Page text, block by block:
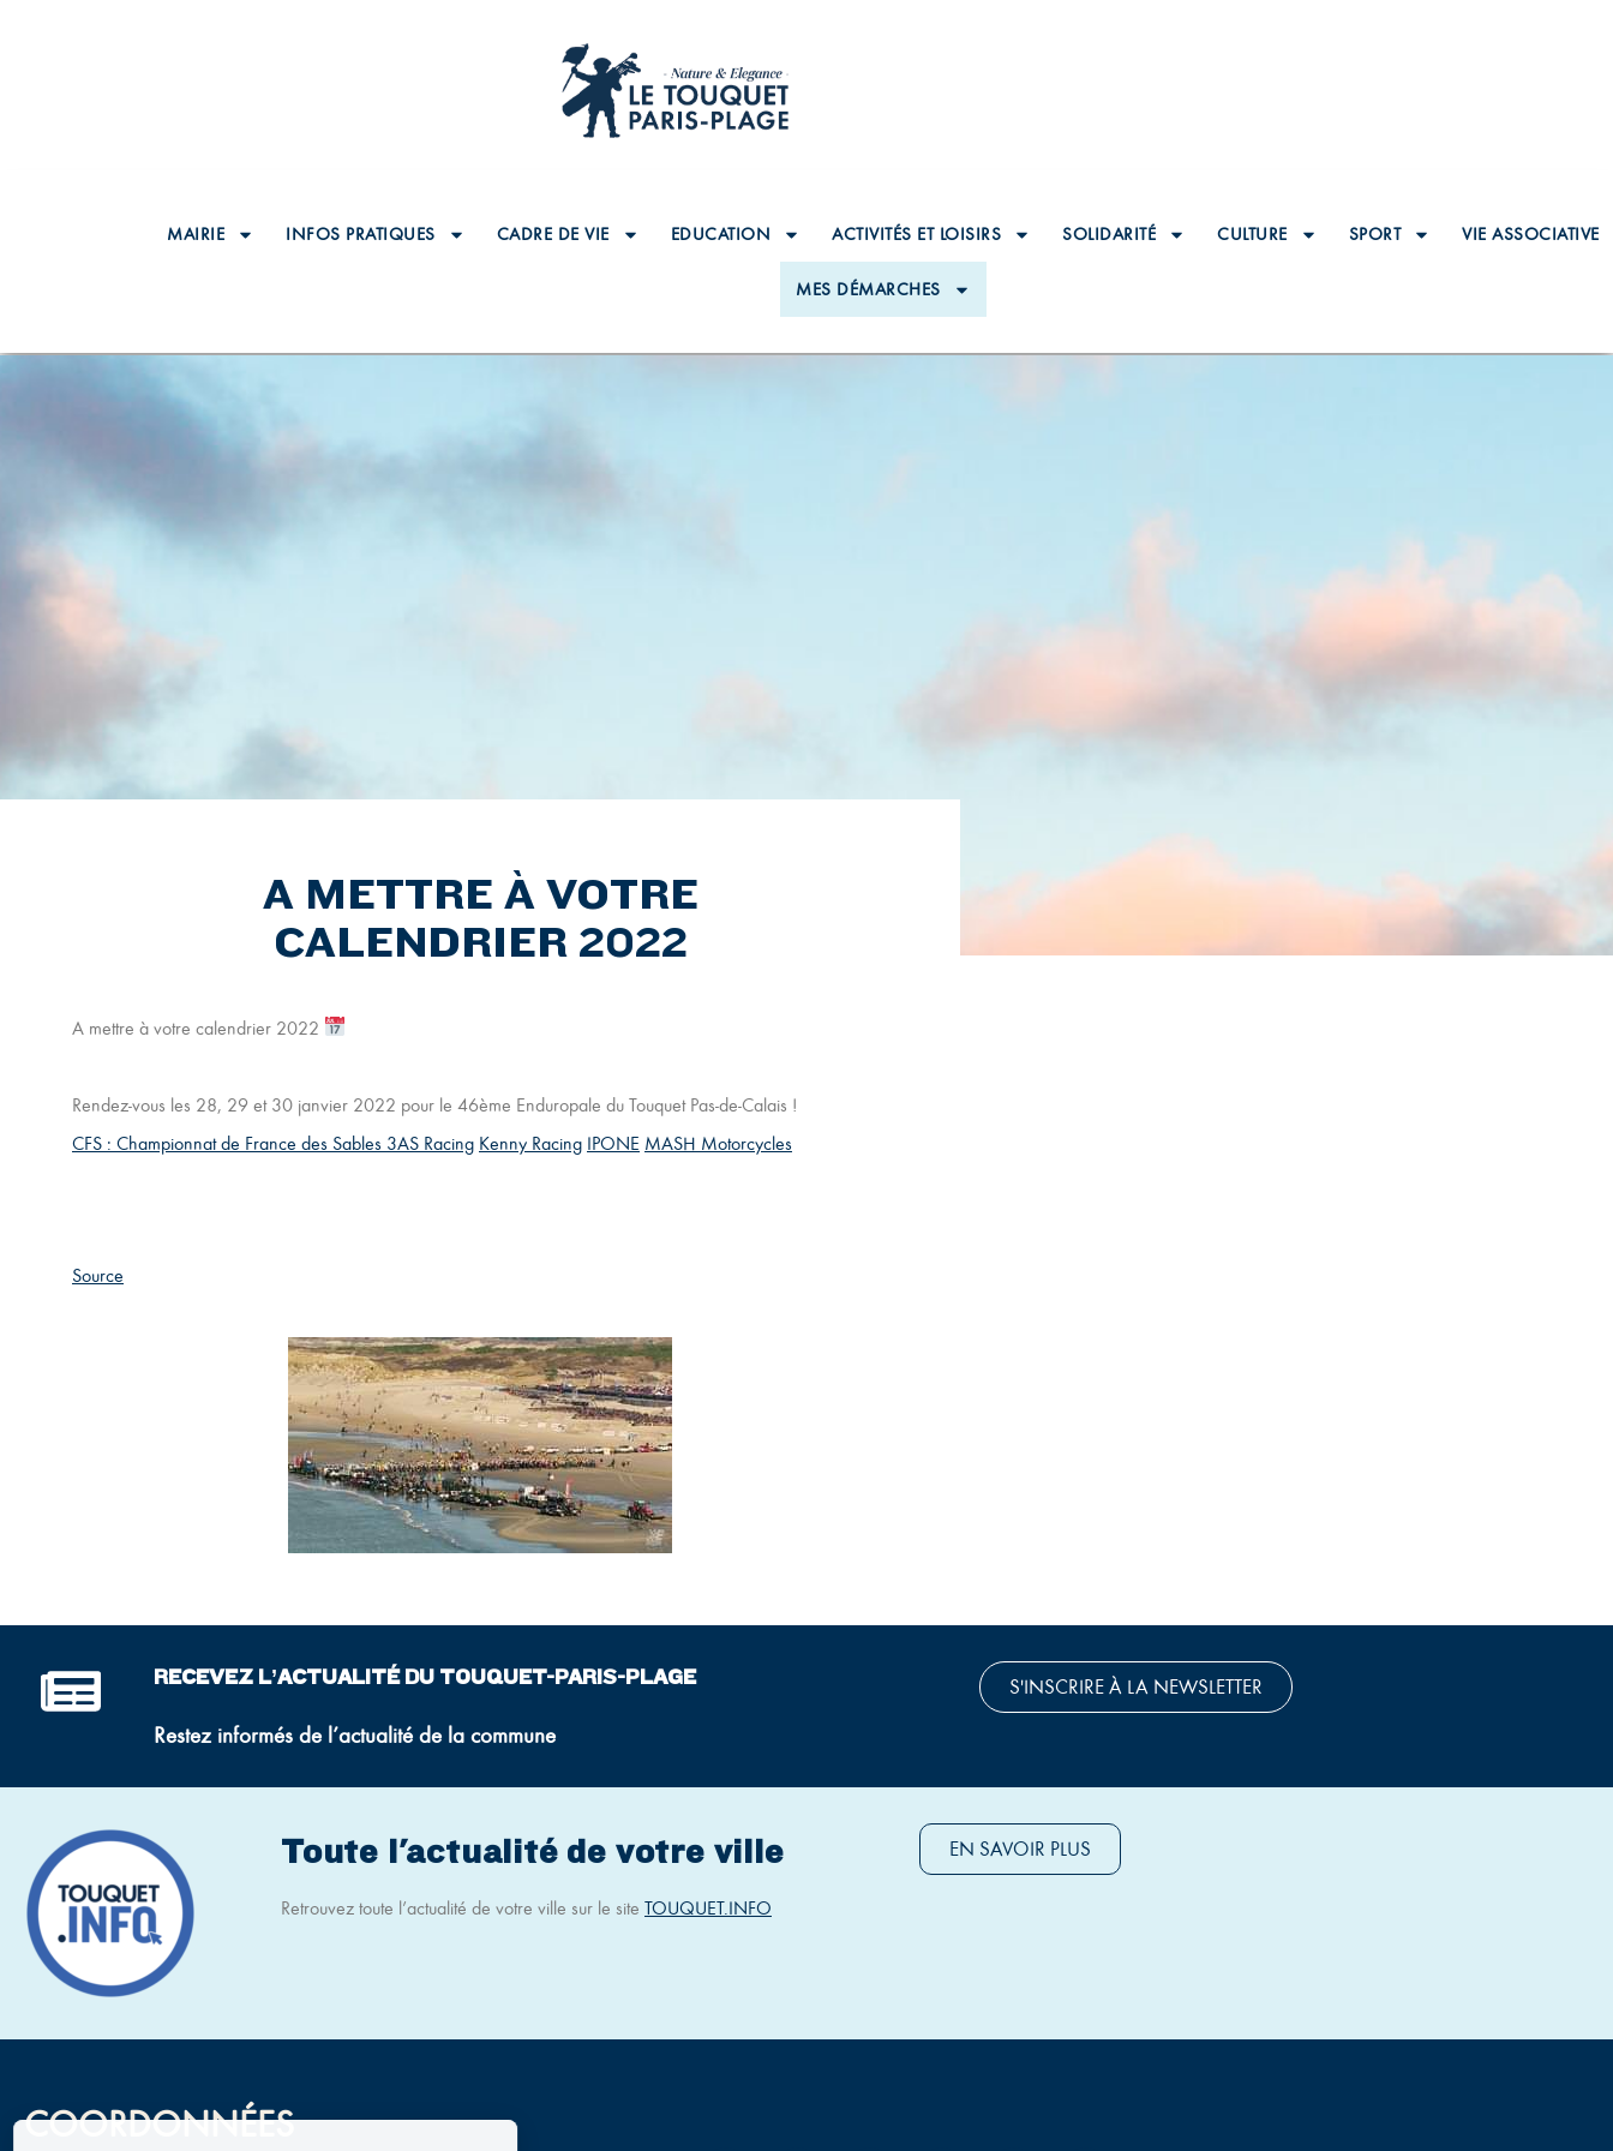
MAIRIE INFOS PRATIQUES CADRE DE VIE EDUCATION ACTIVITÉS ET LOISIRS SOLIDARITÉ CULTURE SPORT VIE ASSOCIATIVE
MES DÉMARCHES
A METTRE À VOTRE
CALENDRIER 2022
A mettre à votre calendrier 2022
Rendez-vous les 28, 29 et 30 janvier 2022 pour le 46ème Enduropale du Touquet Pas-de-Calais !
CFS : Championnat de France des Sables 3AS Racing Kenny Racing IPONE MASH Motorcycles
Source
RECEVEZ L’ACTUALITÉ DU TOUQUET-PARIS-PLAGE
Restez informés de l’actualité de la commune
S'INSCRIRE À LA NEWSLETTER
Toute l'actualité de votre ville
Retrouvez toute l’actualité de votre ville sur le site TOUQUET.INFO
EN SAVOIR PLUS
COORDONNÉES